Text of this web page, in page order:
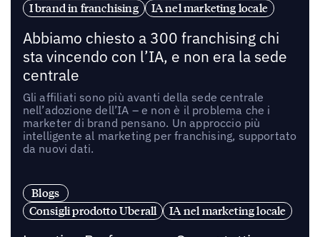
I brand in franchising
IA nel marketing locale
Abbiamo chiesto a 300 franchising chi
sta vincendo con l’IA, e non era la sede
centrale
Gli affiliati sono più avanti della sede centrale
nell’adozione dell’IA – e non è il problema che i
marketer di brand pensano. Un approccio più
intelligente al marketing per franchising, supportato
da nuovi dati.
Blogs
Consigli prodotto Uberall
IA nel marketing locale